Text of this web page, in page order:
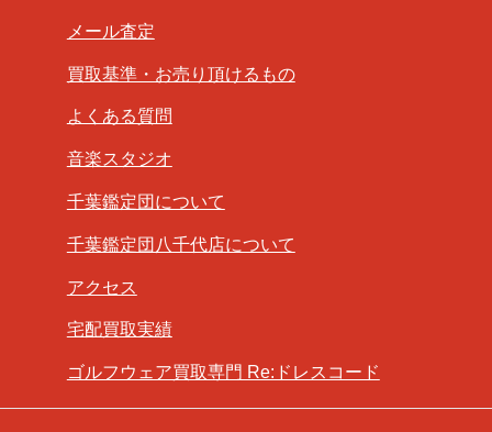
メール査定
買取基準・お売り頂けるもの
よくある質問
音楽スタジオ
千葉鑑定団について
千葉鑑定団八千代店について
アクセス
宅配買取実績
ゴルフウェア買取専門 Re:ドレスコード